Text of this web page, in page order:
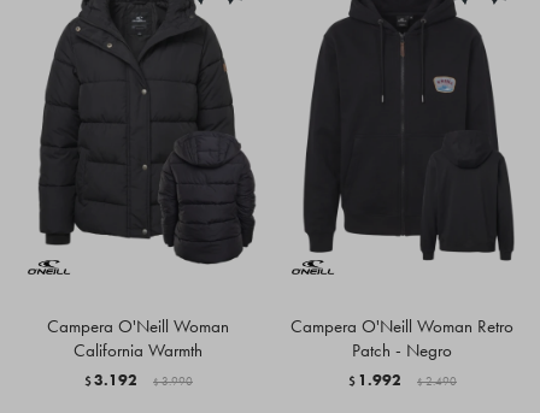
Campera O'Neill Woman
California Warmth
$3.192 $ 3.990
Campera O'Neill Woman Retro
Patch - Negro
$ 1.992 $ 2.490